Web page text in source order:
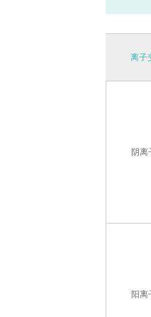
离子
阴离
阳离